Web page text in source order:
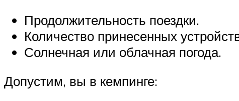
Продолжительность поездки.
Количество принесенных
Солнечная или облачная погода.
Допустим, вы в кемпинге: